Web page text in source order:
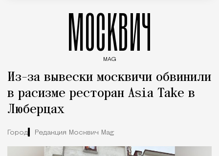
МОСКВИЧ
MAG
Из-за вывески москвичи обвинили
в расизме ресторан Asia Take в
Люберцах
Город Редакция Москвич Mag